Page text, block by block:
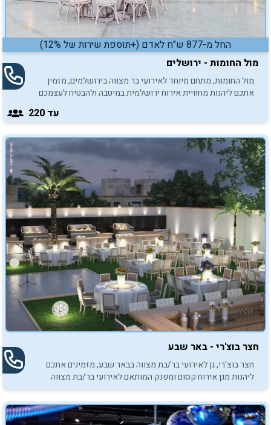
החל מ-877 ש"ח לאדם (+תוספת שירות של 12%)
מול החומות - ירושלים
מול החומות, מתחם מיוחד לאירועי בר מצווה בירושלמים, מזמין
אתכם ליהנות מחוויית אירוח ירושלמית במיטבה ולהבטיח לעצמכם
עד 220
חצר בוצ'רי - באר שבע
חצר בוצ'רי, גן לאירועי בר/בת מצווה בבאר שבע, מזמינים אתכם
ליהנות מגן אירוח קסום ומפנק המותאם לאירועי בר/בת מצווה
באווירת אירועי בוטיק.